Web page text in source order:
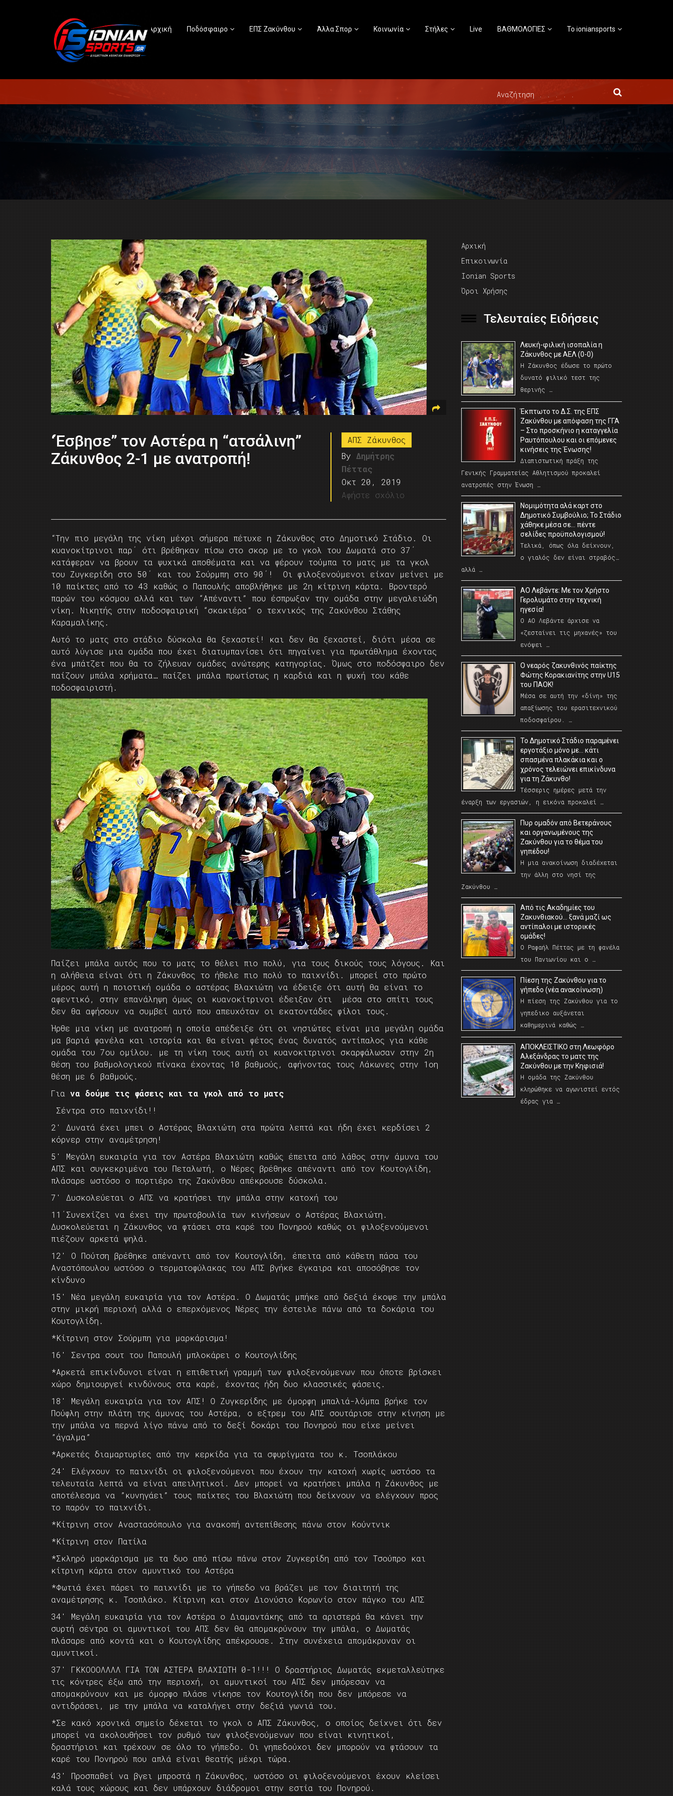
Αρχική Ποδόσφαιρο ΕΠΣ Ζακύνθου Άλλα Σπορ Κοινωνία Στήλες Live ΒΑΘΜΟΛΟΓΙΕΣ Το ioniansports
‘Έσβησε” τον Αστέρα η “ατσάλινη”
Ζάκυνθος 2-1 με ανατροπή!
ΑΠΣ Ζάκυνθος
By Δημήτρης
Πέττας
Οκτ 20, 2019
Αφήστε σχόλιο
“Την πιο μεγάλη της νίκη μέχρι σήμερα πέτυχε η Ζάκυνθος στο Δημοτικό Στάδιο. Οι
κυανοκίτρινοι παρ΄ ότι βρέθηκαν πίσω στο σκορ με το γκολ του Δωματά στο 37΄
κατάφεραν να βρουν τα ψυχικά αποθέματα και να φέρουν τούμπα το ματς με τα γκολ
του Ζυγκερίδη στο 50΄ και του Σούρμπη στο 90΄! Οι φιλοξενούμενοι είχαν μείνει με
10 παίκτες από το 43 καθώς ο Παπουλής αποβλήθηκε με 2η κίτρινη κάρτα. Βροντερό
παρών του κόσμου αλλά και των “Απέναντι” που έσπρωξαν την ομάδα στην μεγαλειώδη
νίκη. Νικητής στην ποδοσφαιρική “σκακιέρα” ο τεχνικός της Ζακύνθου Στάθης
Καραμαλίκης.
Αυτό το ματς στο στάδιο δύσκολα θα ξεχαστεί! και δεν θα ξεχαστεί, διότι μέσα σε
αυτό λύγισε μια ομάδα που έχει διατυμπανίσει ότι πηγαίνει για πρωτάθλημα έχοντας
ένα μπάτζετ που θα το ζήλευαν ομάδες ανώτερης κατηγορίας. Όμως στο ποδόσφαιρο δεν
παίζουν μπάλα χρήματα… παίζει μπάλα πρωτίστως η καρδιά και η ψυχή του κάθε
ποδοσφαιριστή.
Παίζει μπάλα αυτός που το ματς το θέλει πιο πολύ, για τους δικούς τους λόγους. Και
η αλήθεια είναι ότι η Ζάκυνθος το ήθελε πιο πολύ το παιχνίδι. μπορεί στο πρώτο
μέρος αυτή η ποιοτική ομάδα ο αστέρας Βλαχιώτη να έδειξε ότι αυτή θα είναι το
αφεντικό, στην επανάληψη όμως οι κυανοκίτρινοι έδειξαν ότι μέσα στο σπίτι τους
δεν θα αφήσουν να συμβεί αυτό που απευχόταν οι εκατοντάδες φίλοι τους.
Ήρθε μια νίκη με ανατροπή η οποία απέδειξε ότι οι νησιώτες είναι μια μεγάλη ομάδα
μα βαριά φανέλα και ιστορία και θα είναι φέτος ένας δυνατός αντίπαλος για κάθε
ομάδα του 7ου ομίλου. με τη νίκη τους αυτή οι κυανοκιτρινοι σκαρφάλωσαν στην 2η
θέση του βαθμολογικού πίνακα έχοντας 10 βαθμούς, αφήνοντας τους Λάκωνες στην 1οη
θέση με 6 βαθμούς.
Για να δούμε τις φάσεις και τα γκολ από το ματς
Σέντρα στο παιχνίδι!!
2′ Δυνατά έχει μπει ο Αστέρας Βλαχιώτη στα πρώτα λεπτά και ήδη έχει κερδίσει 2
κόρνερ στην αναμέτρηση!
5′ Μεγάλη ευκαιρία για τον Αστέρα Βλαχιώτη καθώς έπειτα από λάθος στην άμυνα του
ΑΠΣ και συγκεκριμένα του Πεταλωτή, ο Νέρες βρέθηκε απέναντι από τον Κουτογλίδη,
πλάσαρε ωστόσο ο πορτιέρο της Ζακύνθου απέκρουσε δύσκολα.
7′ Δυσκολεύεται ο ΑΠΣ να κρατήσει την μπάλα στην κατοχή του
11΄Συνεχίζει να έχει την πρωτοβουλία των κινήσεων ο Αστέρας Βλαχιώτη.
Δυσκολεύεται η Ζάκυνθος να φτάσει στα καρέ του Πονηρού καθώς οι φιλοξενούμενοι
πιέζουν αρκετά ψηλά.
12′ Ο Πούτση βρέθηκε απέναντι από τον Κουτογλίδη, έπειτα από κάθετη πάσα του
Αναστόπουλου ωστόσο ο τερματοφύλακας του ΑΠΣ βγήκε έγκαιρα και αποσόβησε τον
κίνδυνο
15′ Νέα μεγάλη ευκαιρία για τον Αστέρα. Ο Δωματάς μπήκε από δεξιά έκοψε την μπάλα
στην μικρή περιοχή αλλά ο επερχόμενος Νέρες την έστειλε πάνω από τα δοκάρια του
Κουτογλίδη.
*Κίτρινη στον Σούρμπη για μαρκάρισμα!
16′ Σεντρα σουτ του Παπουλή μπλοκάρει ο Κουτογλίδης
*Αρκετά επικίνδυνοι είναι η επιθετική γραμμή των φιλοξενούμενων που όποτε βρίσκει
χώρο δημιουργεί κινδύνους στα καρέ, έχοντας ήδη δυο κλασσικές φάσεις.
18′ Μεγάλη ευκαιρία για τον ΑΠΣ! Ο Ζυγκερίδης με όμορφη μπαλιά-λόμπα βρήκε τον
Πούφλη στην πλάτη της άμυνας του Αστέρα, ο εξτρεμ του ΑΠΣ σουτάρισε στην κίνηση με
την μπάλα να περνά λίγο πάνω από το δεξί δοκάρι του Πονηρού που είχε μείνει
”άγαλμα”
*Αρκετές διαμαρτυρίες από την κερκίδα για τα σφυρίγματα του κ. Τσοπλάκου
24′ Ελέγχουν το παιχνίδι οι φιλοξενούμενοι που έχουν την κατοχή χωρίς ωστόσο τα
τελευταία λεπτά να είναι απειλητικοί. Δεν μπορεί να κρατήσει μπάλα η Ζάκυνθος με
αποτέλεσμα να ”κυνηγάει” τους παίχτες του Βλαχιώτη που δείχνουν να ελέγχουν προς
το παρόν το παιχνίδι.
*Κίτρινη στον Αναστασόπουλο για ανακοπή αντεπίθεσης πάνω στον Κούντνικ
*Κίτρινη στον Πατίλα
*Σκληρό μαρκάρισμα με τα δυο από πίσω πάνω στον Ζυγκερίδη από τον Τσούπρο και
κίτρινη κάρτα στον αμυντικό του Αστέρα
*Φωτιά έχει πάρει το παιχνίδι με το γήπεδο να βράζει με τον διαιτητή της
αναμέτρησης κ. Τσοπλάκο. Κίτρινη και στον Διονύσιο Κορωνίο στον πάγκο του ΑΠΣ
34′ Μεγάλη ευκαιρία για τον Αστέρα ο Διαμαντάκης από τα αριστερά θα κάνει την
συρτή σέντρα οι αμυντικοί του ΑΠΣ δεν θα απομακρύνουν την μπάλα, ο Δωματάς
πλάσαρε από κοντά και ο Κουτογλίδης απέκρουσε. Στην συνέχεια απομάκρυναν οι
αμυντικοί.
37′ ΓΚΚΟΟΟΛΛΛΛ ΓΙΑ ΤΟΝ ΑΣΤΕΡΑ ΒΛΑΧΙΩΤΗ 0-1!!! Ο δραστήριος Δωματάς εκμεταλλεύτηκε
τις κόντρες έξω από την περιοχή, οι αμυντικοί του ΑΠΣ δεν μπόρεσαν να
απομακρύνουν και με όμορφο πλάσε νίκησε τον Κουτογλίδη που δεν μπόρεσε να
αντιδράσει, με την μπάλα να καταλήγει στην δεξιά γωνιά του.
*Σε κακό χρονικά σημείο δέχεται το γκολ ο ΑΠΣ Ζάκυνθος, ο οποίος δείχνει ότι δεν
μπορεί να ακολουθήσει τον ρυθμό των φιλοξενούμενων που είναι κινητικοί,
δραστήριοι και τρέχουν σε όλο το γήπεδο. Οι γηπεδούχοι δεν μπορούν να φτάσουν τα
καρέ του Πονηρού που απλά είναι θεατής μέχρι τώρα.
43′ Προσπαθεί να βγει μπροστά η Ζάκυνθος, ωστόσο οι φιλοξενούμενοι έχουν κλείσει
καλά τους χώρους και δεν υπάρχουν διάδρομοι στην εστία του Πονηρού.
Αρχική
Επικοινωνία
Ionian Sports
Όροι Χρήσης
Τελευταίες Ειδήσεις
Λευκή-φιλική ισοπαλία η
Ζάκυνθος με ΑΕΛ (0-0)
Η Ζάκυνθος έδωσε το πρώτο
δυνατό φιλικό τεστ της
θερινής …
Έκπτωτο το Δ.Σ. της ΕΠΣ
Ζακύνθου με απόφαση της ΓΓΑ
– Στο προσκήνιο η καταγγελία
Ραυτόπουλου και οι επόμενες
κινήσεις της Ένωσης!
Διαπιστωτική πράξη της
Γενικής Γραμματείας Αθλητισμού προκαλεί
ανατροπές στην Ένωση …
Νομιμότητα αλά καρτ στο
Δημοτικό Συμβούλιο; Το Στάδιο
χάθηκε μέσα σε… πέντε
σελίδες προϋπολογισμού!
Τελικά, όπως όλα δείχνουν,
ο γιαλός δεν είναι στραβός…
αλλά …
ΑΟ Λεβάντε: Με τον Χρήστο
Γερολυμάτο στην τεχνική
ηγεσία!
Ο ΑΟ Λεβάντε άρχισε να
«ζεσταίνει τις μηχανές» του
ενόψει …
O νεαρός ζακυνθινός παίκτης
Φώτης Κορακιανίτης στην U15
του ΠΑΟΚ!
Μέσα σε αυτή την «δίνη» της
απαξίωσης του ερασιτεχνικού
ποδοσφαίρου. …
Το Δημοτικό Στάδιο παραμένει
εργοτάξιο μόνο με… κάτι
σπασμένα πλακάκια και ο
χρόνος τελειώνει επικίνδυνα
για τη Ζάκυνθο!
Τέσσερις ημέρες μετά την
έναρξη των εργασιών, η εικόνα προκαλεί …
Πυρ ομαδόν από Βετεράνους
και οργανωμένους της
Ζακύνθου για το θέμα του
γηπέδου!
Η μια ανακοίνωση διαδέχεται
την άλλη στο νησί της
Ζακύνθου …
Από τις Ακαδημίες του
Ζακυνθιακού… ξανά μαζί ως
αντίπαλοι με ιστορικές
ομάδες!
Ο Ραφαήλ Πέττας με τη φανέλα
του Πανιωνίου και ο …
Πίεση της Ζακύνθου για το
γήπεδο (νέα ανακοίνωση)
Η πίεση της Ζακύνθου για το
γηπεδικο αυξάνεται
καθημερινά καθώς …
AΠΟΚΛΕΙΣΤΙΚΟ στη Λεωφόρο
Αλεξάνδρας το ματς της
Ζακύνθου με την Κηφισιά!
Η ομάδα της Ζακύνθου
κληρώθηκε να αγωνιστεί εντός
έδρας για …